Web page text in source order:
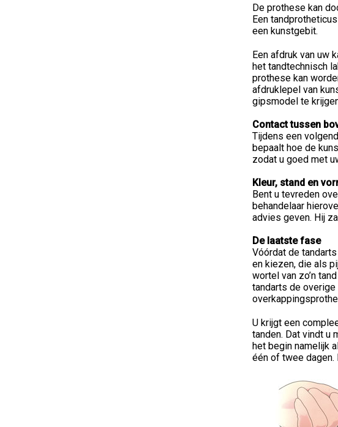
De prothese kan
Een
een kunstgebit.
Een afdruk van uw
het tandtechnisch
prothese kan
afdruklepel van
gipsmodel te
Contact tussen
Tijdens een
bepaalt hoe de
zodat u goed met
Kleur, stand en
Bent u tevreden
behandelaar
advies geven. Hij
De laatste fase
Vóórdat de
en kiezen, die als
wortel van zo’n
tandarts de
U krijgt een
tanden. Dat vindt u
het begin namelijk
één of twee dagen.